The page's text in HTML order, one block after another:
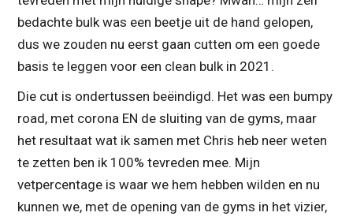
bedachte bulk was een beetje uit de hand gelopen,
dus we zouden nu eerst gaan cutten om een goede
basis te leggen voor een clean bulk in 2021.
Die cut is ondertussen beëindigd. Het was een bumpy
road, met corona EN de sluiting van de gyms, maar
het resultaat wat ik samen met Chris heb neer weten
te zetten ben ik 100% tevreden mee. Mijn
vetpercentage is waar we hem hebben wilden en nu
kunnen we, met de opening van de gyms in het vizier,